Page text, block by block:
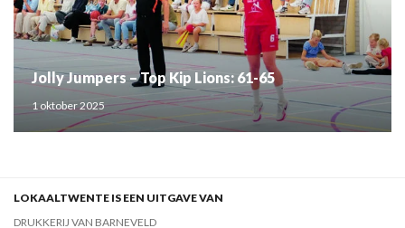
Jolly Jumpers – Top Kip Lions: 61-65
1 oktober 2025
LOKAALTWENTE IS EEN UITGAVE VAN
DRUKKERIJ VAN BARNEVELD